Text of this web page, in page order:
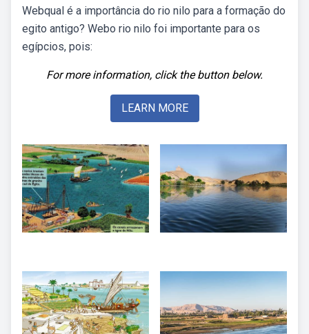
Webqual é a importância do rio nilo para a formação do
egito antigo? Webo rio nilo foi importante para os
egípcios, pois:
For more information, click the button below.
LEARN MORE